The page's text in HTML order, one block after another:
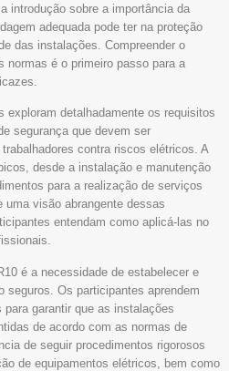
introdução sobre a importância da
adequada pode ter na proteção
das instalações. Compreender o
normas é o primeiro passo para a
exploram detalhadamente os requisitos
segurança que devem ser
contra riscos elétricos. A
desde a instalação e manutenção
para a realização de serviços
visão abrangente dessas
entendam como aplicá-las no
é a necessidade de estabelecer e
seguros. Os participantes aprendem
garantir que as instalações
de acordo com as normas de
de seguir procedimentos rigorosos
de equipamentos elétricos, bem como